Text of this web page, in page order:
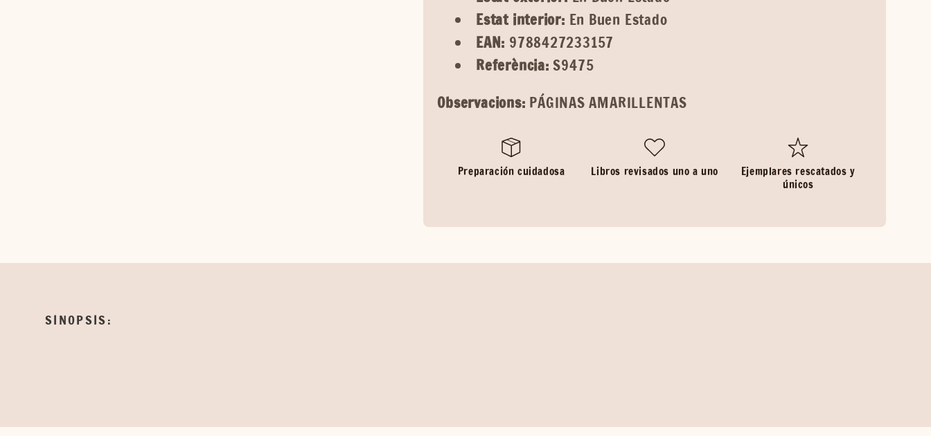
Estat interior: En Buen Estado
EAN: 9788427233157
Referència: S9475
Observacions: PÁGINAS AMARILLENTAS
Preparación cuidadosa Libros revisados uno a uno
Ejemplares rescatados y
únicos
SINOPSIS: